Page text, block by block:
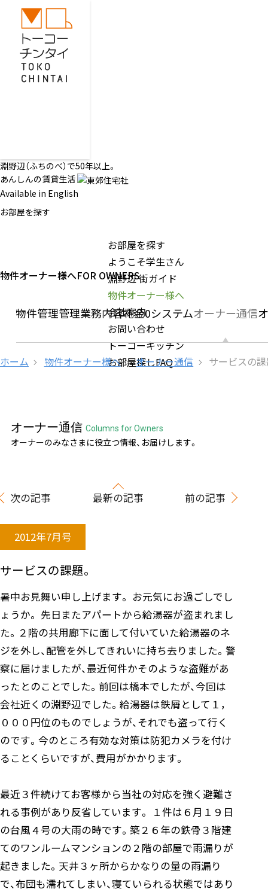
淵野辺（ふちのべ）で50年以上。
あんしんの賃貸生活
Available in English
お部屋を探す
お部屋を探す
ようこそ学生さん
淵野辺 街ガイド
物件オーナー様へ
会社案内
お問い合わせ
トーコーキッチン
お部屋探しFAQ
物件オーナー様へFOR OWNERS
の物件管理管理業務内容礼金0システムオーナー通信
ホーム 物件オーナー様へ オーナー通信 サービスの課
オーナー通信 Columns for Owners
オーナーのみなさまに役立つ情報、お届けします。
次の記事 最新の記事 前の記事
2012年7月号
サービスの課題。
暑中お見舞い申し上げます。 お元気にお過ごしでし
ょうか。 先日またアパートから給湯器が盗まれまし
た。２階の共用廊下に面して付いていた給湯器のネ
ジを外し、配管を外してきれいに持ち去りました。警
察に届けましたが、最近何件かそのような盗難があ
ったとのことでした。前回は橋本でしたが、今回は
会社近くの淵野辺でした。給湯器は鉄屑として１，
０００円位のものでしょうが、それでも盗って行く
のです。今のところ有効な対策は防犯カメラを付け
ることくらいですが、費用がかかります。
最近３件続けてお客様から当社の対応を強く避難さ
れる事例があり反省しています。 １件は６月１９日
の台風４号の大雨の時です。築２６年の鉄骨３階建
てのワンルームマンションの２階の部屋で雨漏りが
起きました。天井３ヶ所からかなりの量の雨漏り
で、布団も濡れてしまい、寝ていられる状態ではあり